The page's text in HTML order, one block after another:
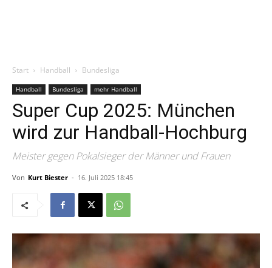
Start Handball Bundesliga
Handball Bundesliga mehr Handball
Super Cup 2025: München
wird zur Handball-Hochburg
Meister gegen Pokalsieger der Männer und Frauen
Von Kurt Biester - 16. Juli 2025 18:45